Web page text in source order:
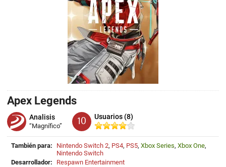
Apex Legends
Analisis
“Magnífico” 10 Usuarios (8)
También para: Nintendo Switch 2, PS4, PS5, Xbox Series, Xbox One,
Nintendo Switch
Desarrollador:
Respawn Entertainment